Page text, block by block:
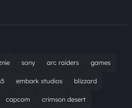
sony arc raiders games
embark studios blizzard
capcom crimson desert